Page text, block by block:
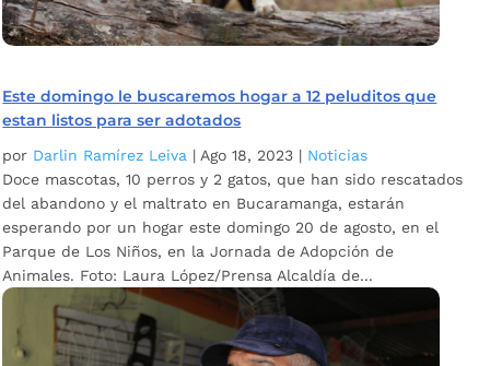
Este domingo le buscaremos hogar a 12 peluditos que
estan listos para ser adotados
por Darlin Ramírez Leiva | Ago 18, 2023 | Noticias
Doce mascotas, 10 perros y 2 gatos, que han sido rescatados
del abandono y el maltrato en Bucaramanga, estarán
esperando por un hogar este domingo 20 de agosto, en el
Parque de Los Niños, en la Jornada de Adopción de
Animales. Foto: Laura López/Prensa Alcaldía de...